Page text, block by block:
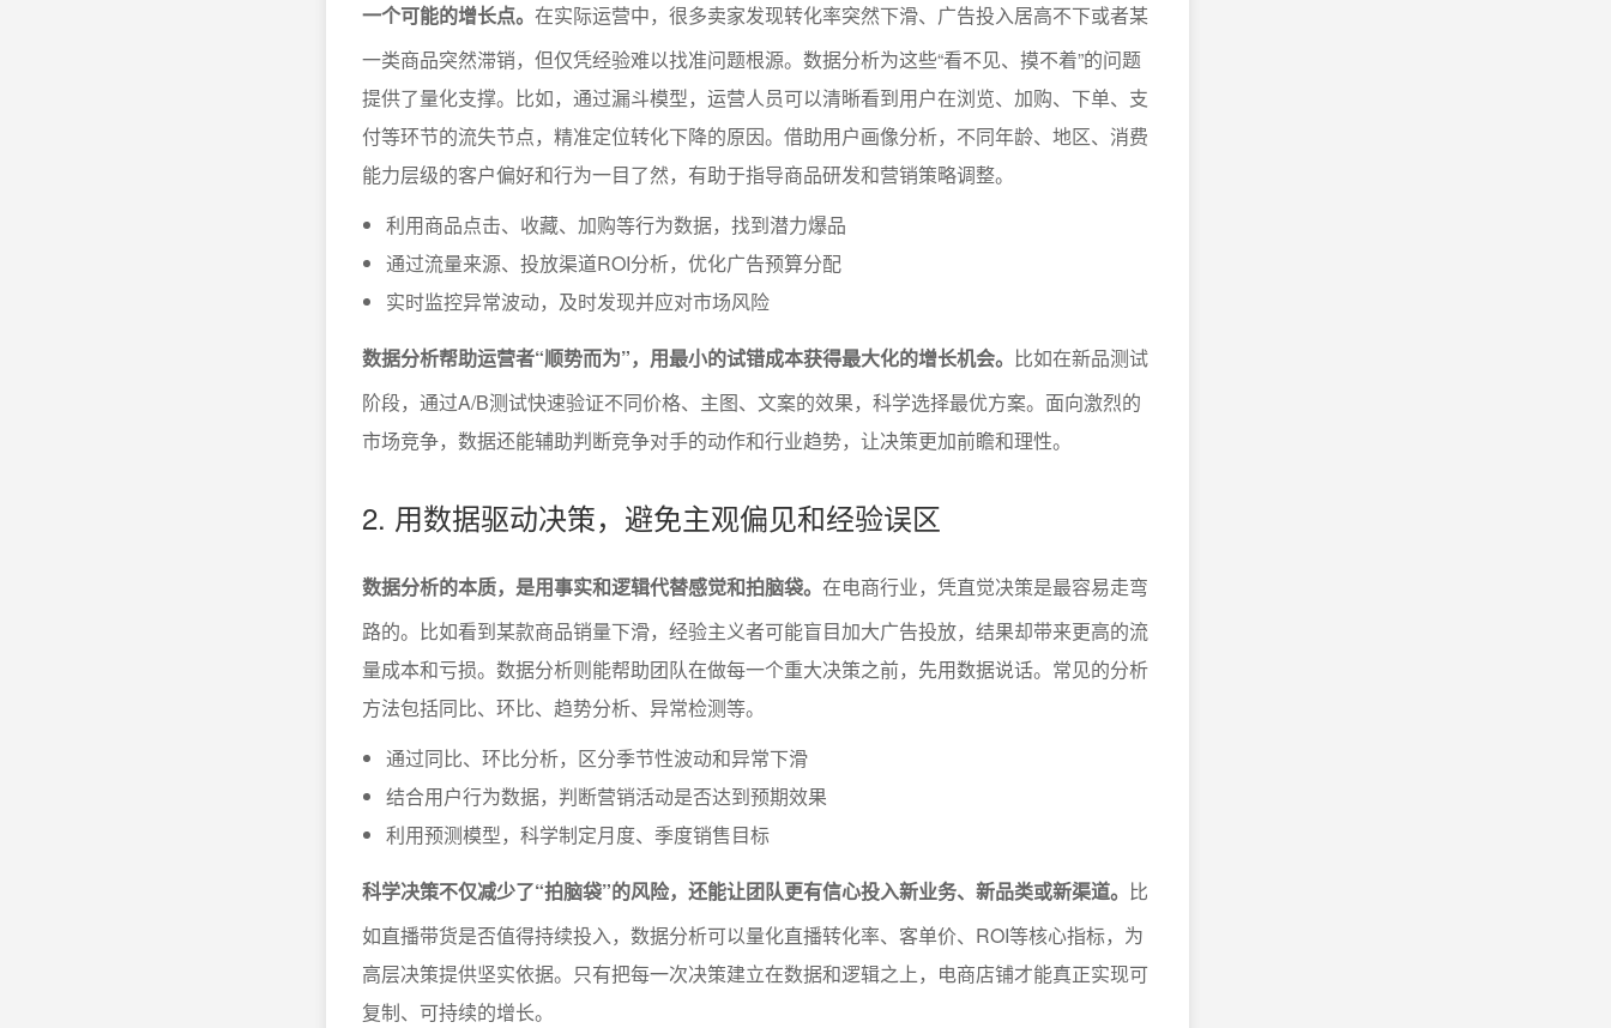
一个可能的增长点。 在实际运营中，很多卖家发现转化率突然下滑、广告投入居高不下或者某
一类商品突然滞销，但仅凭经验难以找准问题根源。数据分析为这些“看不见、摸不着”的问题
提供了量化支撑。比如，通过漏斗模型，运营人员可以清晰看到用户在浏览、加购、下单、支
付等环节的流失节点，精准定位转化下降的原因。借助用户画像分析，不同年龄、地区、消费
能力层级的客户偏好和行为一目了然，有助于指导商品研发和营销策略调整。
利用商品点击、收藏、加购等行为数据，找到潜力爆品
通过流量来源、投放渠道ROI分析，优化广告预算分配
实时监控异常波动，及时发现并应对市场风险
数据分析帮助运营者“顺势而为”，用最小的试错成本获得最大化的增长机会。 比如在新品测试
阶段，通过A/B测试快速验证不同价格、主图、文案的效果，科学选择最优方案。面向激烈的
市场竞争，数据还能辅助判断竞争对手的动作和行业趋势，让决策更加前瞻和理性。
2. 用数据驱动决策，避免主观偏见和经验误区
数据分析的本质，是用事实和逻辑代替感觉和拍脑袋。 在电商行业，凭直觉决策是最容易走弯
路的。比如看到某款商品销量下滑，经验主义者可能盲目加大广告投放，结果却带来更高的流
量成本和亏损。数据分析则能帮助团队在做每一个重大决策之前，先用数据说话。常见的分析
方法包括同比、环比、趋势分析、异常检测等。
通过同比、环比分析，区分季节性波动和异常下滑
结合用户行为数据，判断营销活动是否达到预期效果
利用预测模型，科学制定月度、季度销售目标
科学决策不仅减少了“拍脑袋”的风险，还能让团队更有信心投入新业务、新品类或新渠道。 比
如直播带货是否值得持续投入，数据分析可以量化直播转化率、客单价、ROI等核心指标，为
高层决策提供坚实依据。只有把每一次决策建立在数据和逻辑之上，电商店铺才能真正实现可
复制、可持续的增长。